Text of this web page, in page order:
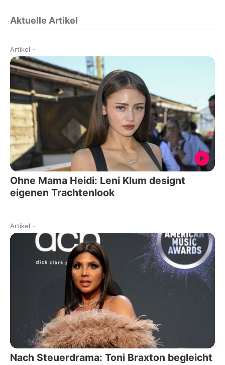
Aktuelle Artikel
Artikel -
Ohne Mama Heidi: Leni Klum designt
eigenen Trachtenlook
Artikel -
Nach Steuerdrama: Toni Braxton begleicht